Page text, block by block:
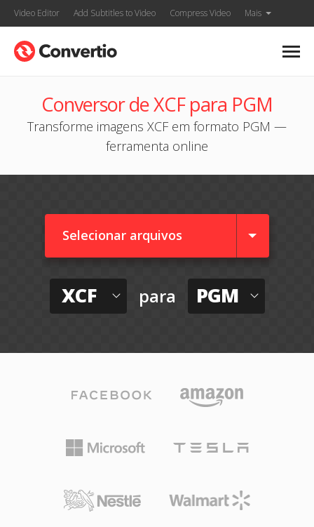
Video Editor Add Subtitles to Video Compress Video Mais
Conversor de XCF para PGM
Transforme imagens XCF em formato PGM —
ferramenta online
Selecionar arquivos
XCF para PGM